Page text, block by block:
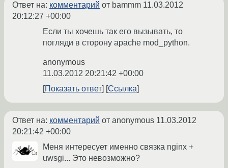
Ответ на: комментарий от bammm 11.03.2012
20:12:27 +00:00
Если ты хочешь так его вызывать, то
погляди в сторону apache mod_python.
anonymous
11.03.2012 20:21:42 +00:00
Показать ответ
Ссылка
Ответ на: комментарий от anonymous 11.03.2012
20:21:42 +00:00
Меня интересует именно связка nginx +
uwsgi... Это невозможно?